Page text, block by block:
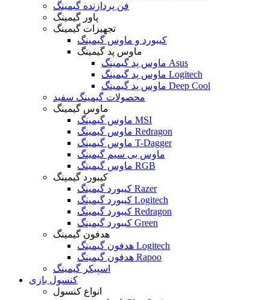
فن پردازنده گیمینگ
پاور گیمینگ
تجهیزات گیمینگ
کیبورد و ماوس گیمینگ
ماوس پد گیمینگ
ماوس پد گیمینگ Asus
ماوس پد گیمینگ Logitech
ماوس پد گیمینگ Deep Cool
محصولات گیمینگ سفید
ماوس گیمینگ
ماوس گیمینگ MSI
ماوس گیمینگ Redragon
ماوس گیمینگ T-Dagger
ماوس بی سیم گیمینگ
ماوس گیمینگ RGB
کیبورد گیمینگ
کیبورد گیمینگ Razer
کیبورد گیمینگ Logitech
کیبورد گیمینگ Redragon
کیبورد گیمینگ Green
هدفون گیمینگ
هدفون گیمینگ Logitech
هدفون گیمینگ Rapoo
اسپیکر گیمینگ
کنسول بازی
انواع کنسول